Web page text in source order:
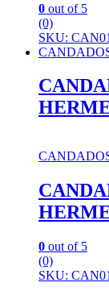
0 out of 5
(0)
SKU:
0 out of 5
(0)
SKU: